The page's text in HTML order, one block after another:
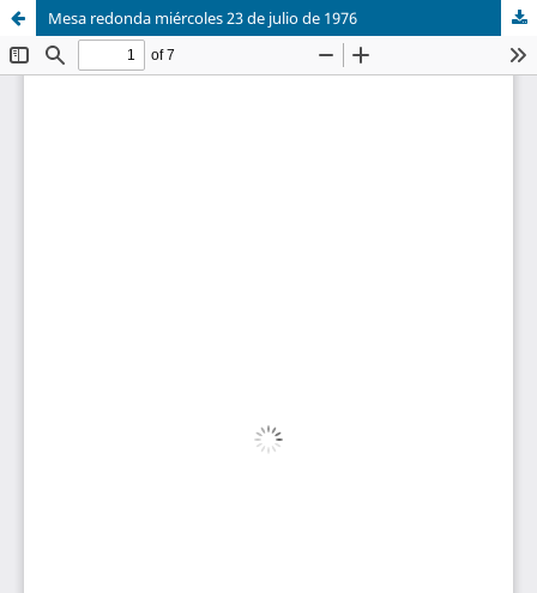
Mesa redonda miércoles 23 de julio de 1976